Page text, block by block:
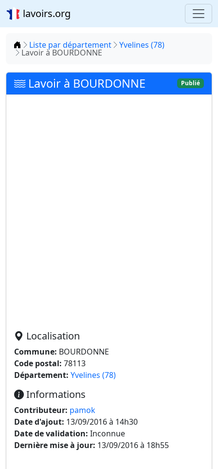
lavoirs.org
Accueil
Liste par département Yvelines (78)
Lavoir à BOURDONNE
Lavoir à BOURDONNE Publié
Localisation
Commune: BOURDONNE
Code postal: 78113
Département: Yvelines (78)
Informations
Contributeur: pamok
Date d'ajout: 13/09/2016 à 14h30
Date de validation: Inconnue
Dernière mise à jour: 13/09/2016 à 18h55